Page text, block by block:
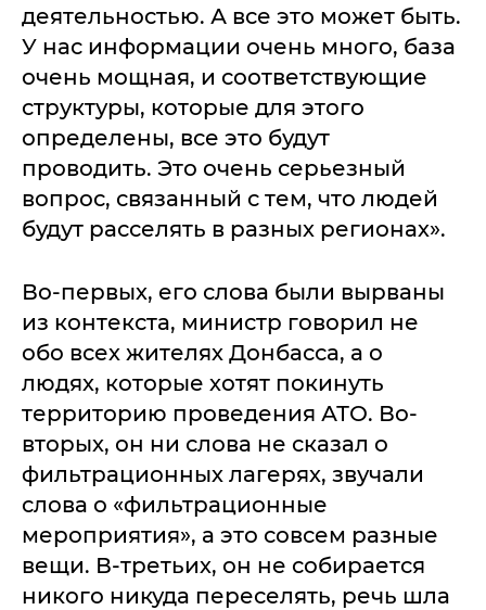
деятельностью. А все это может быть.
У нас информации очень много, база
очень мощная, и соответствующие
структуры, которые для этого
определены, все это будут
проводить. Это очень серьезный
вопрос, связанный с тем, что людей
будут расселять в разных регионах».
Во-первых, его слова были вырваны
из контекста, министр говорил не
обо всех жителях Донбасса, а о
людях, которые хотят покинуть
территорию проведения АТО. Во-
вторых, он ни слова не сказал о
фильтрационных лагерях, звучали
слова о «фильтрационные
мероприятия», а это совсем разные
вещи. В-третьих, он не собирается
никого никуда переселять, речь шла